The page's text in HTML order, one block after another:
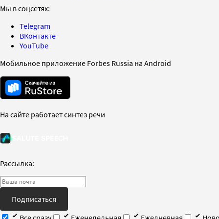
Мы в соцсетях:
Telegram
ВКонтакте
YouTube
Мобильное приложение Forbes Russia на Android
На сайте работает синтез речи
Рассылка:
Подписаться